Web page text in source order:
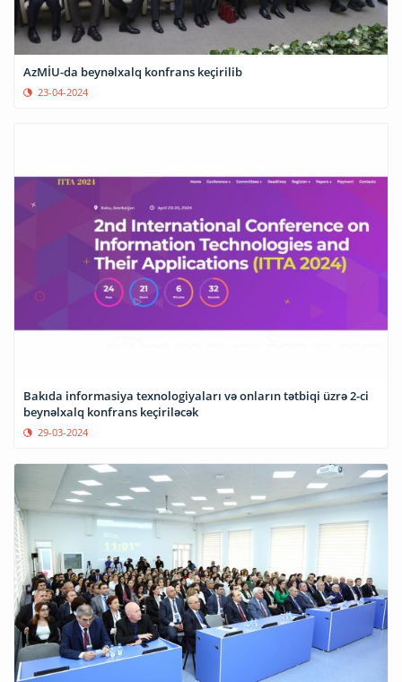
AzMİU-da beynəlxalq konfrans keçirilib
23-04-2024
Bakıda informasiya texnologiyaları və onların tətbiqi üzrə 2-ci
beynəlxalq konfrans keçiriləcək
29-03-2024